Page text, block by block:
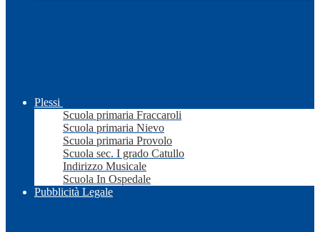
Plessi
Scuola primaria Fraccaroli
Scuola primaria Nievo
Scuola primaria Provolo
Scuola sec. I grado Catullo
Indirizzo Musicale
Scuola In Ospedale
Pubblicità Legale